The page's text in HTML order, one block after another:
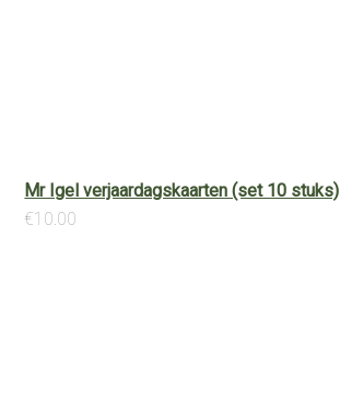
Mr Igel verjaardagskaarten (set 10 stuks)
€10.00